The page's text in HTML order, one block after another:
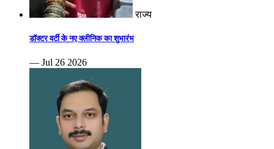
राज्य
डॉक्टर वर्टी के नए क्लीनिक का शुभारंभ
— Jul 26 2026